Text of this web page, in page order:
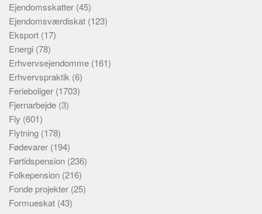
Ejendomsskatter (45)
Ejendomsværdiskat (123)
Eksport (17)
Energi (78)
Erhvervsejendomme (161)
Erhvervspraktik (6)
Ferieboliger (1703)
Fjernarbejde (3)
Fly (601)
Flytning (178)
Fødevarer (194)
Førtidspension (236)
Folkepension (216)
Fonde projekter (25)
Formueskat (43)